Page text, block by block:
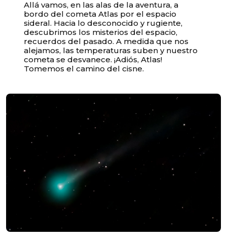
Allá vamos, en las alas de la aventura, a
bordo del cometa Atlas por el espacio
sideral. Hacia lo desconocido y rugiente,
descubrimos los misterios del espacio,
recuerdos del pasado. A medida que nos
alejamos, las temperaturas suben y nuestro
cometa se desvanece. ¡Adiós, Atlas!
Tomemos el camino del cisne.
17 Jun. 2020
Martes 5 de mayo
Su carrito está vacío
Unable to load recommendations.